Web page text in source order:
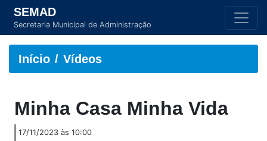
SEMAD
Secretaria Municipal de Administração
Início Vídeos
Minha Casa Minha Vida
17/11/2023 às 10:00